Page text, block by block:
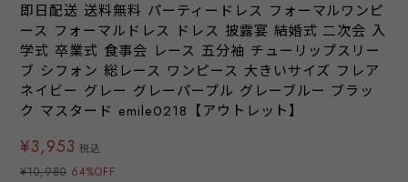
即日配送 送料無料 パーティードレス フォーマルワンピ
ース フォーマルドレス ドレス 披露宴 結婚式 二次会 入
学式 卒業式 食事会 レース 五分袖 チューリップスリー
ブ シフォン 総レース ワンピース 大きいサイズ フレア
ネイビー グレー グレーパープル グレーブルー ブラッ
ク マスタード emile0218【アウトレット】
¥3,953 税込
¥10,980 64%OFF